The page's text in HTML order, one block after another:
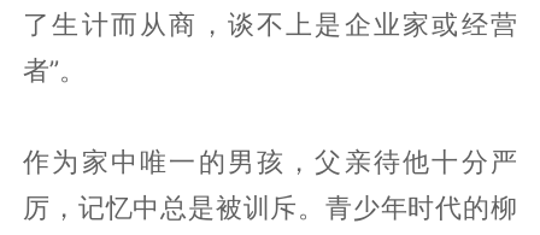
了生计而从商，谈不上是企业家或经营
者”。
作为家中唯一的男孩，父亲待他十分严
厉，记忆中总是被训斥。青少年时代的柳